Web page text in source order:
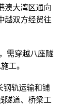
澳大湾区通向
越双方经贸往
需穿越八座隧
工。
钢轨运输和铺
隧道、桥梁工